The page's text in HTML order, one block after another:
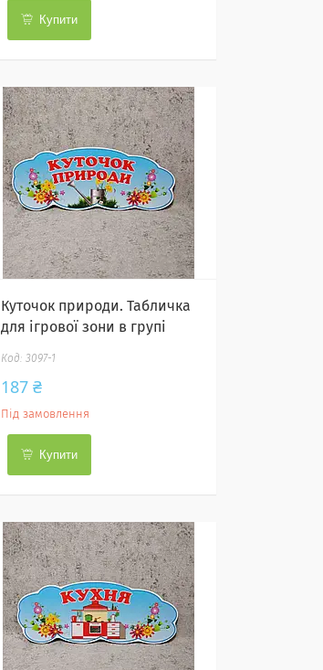
Купити
Куточок природи. Табличка
для ігрової зони в групі
3097-1
187 ₴
Під замовлення
Купити